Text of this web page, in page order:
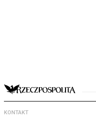
KONTAKT